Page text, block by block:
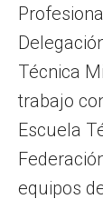
Técnica
trabajo
Escuela
equipos